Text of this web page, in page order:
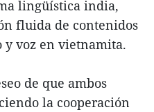
lingüística india,
fluida de contenidos
y voz en vietnamita.
de que ambos
la cooperación